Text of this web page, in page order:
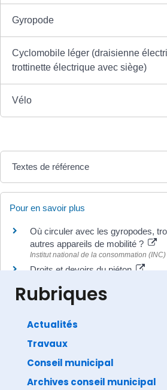
Gyropode
Cyclomobile léger (draisienne
trottinette électrique avec siège)
Vélo
Textes de référence
Pour en savoir plus
Où circuler avec les gyropodes,
autres appareils de mobilité ?
Institut national de la consommation (INC)
Droits et devoirs du piéton
Direction de l'information légale et administrative
Rubriques
Actualités
Travaux
Conseil municipal
Archives conseil municipal